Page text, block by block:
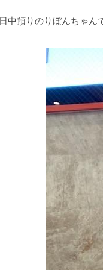
日中預りのりぼんちゃん